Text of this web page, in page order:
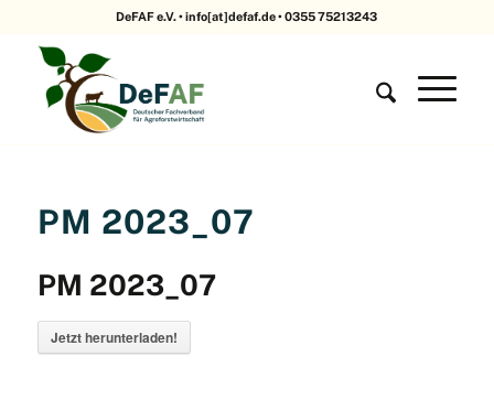
DeFAF e.V. • info[at]defaf.de • 0355 75213243
PM 2023_07
PM 2023_07
Jetzt herunterladen!